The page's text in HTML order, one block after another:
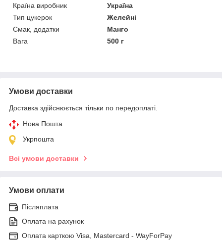
Країна виробник
Україна
Тип цукерок
Желейні
Смак, додатки
Манго
Вага
500 г
Умови доставки
Доставка здійснюється тільки по передоплаті.
Нова Пошта
Укрпошта
Всі умови доставки
Умови оплати
Післяплата
Оплата на рахунок
Оплата карткою Visa, Mastercard - WayForPay